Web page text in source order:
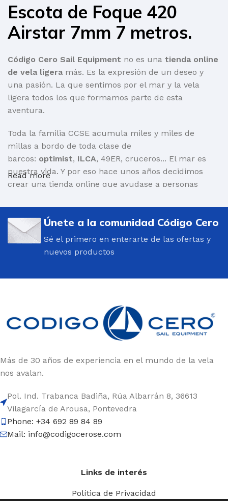
Escota de Foque 420
Airstar 7mm 7 metros.
Código Cero Sail Equipment no es una tienda online
de vela ligera más. Es la expresión de un deseo y
una pasión. La que sentimos por el mar y la vela
ligera todos los que formamos parte de esta
aventura.
Toda la familia CCSE acumula miles y miles de
millas a bordo de toda clase de
barcos: optimist, ILCA, 49ER, cruceros... El mar es
nuestra vida. Y por eso hace unos años decidimos
crear una tienda online que ayudase a personas
para salir a navegar.
Por supuesto, barcos y toda clase de material:
mástiles, cascos, velas, carros de varada, repuestos...
Pero también ropa para navegar técnica
públicos: profesionales, aficionados.
Una tienda online especializada en el mundo de la
Amantes de las regatas y del trabajo en equipo.
Read more
Únete a la comunidad Código Cero
Sé el primero en enterarte de las ofertas y
nuevos productos
Más de 30 años de experiencia en el mundo de la vela
nos avalan.
Pol. Ind. Trabanca Badiña, Rúa Albarrán 8, 36613
Vilagarcía de Arousa, Pontevedra
Phone: +34 692 89 84 89
Mail: info@codigocerose.com
Links de interés
Política de Privacidad